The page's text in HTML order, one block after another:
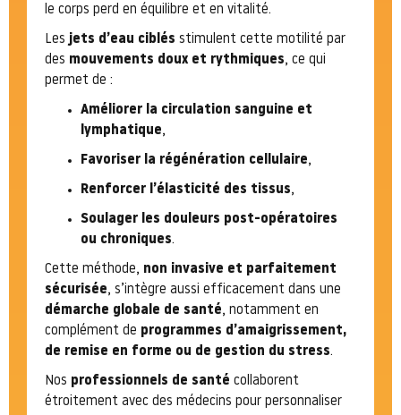
le corps perd en équilibre et en vitalité.
Lesjets d’eau ciblés stimulent cette motilité par
des mouvements doux et rythmiques, ce qui
permet de :
Améliorer la circulation sanguine et
lymphatique,
Favoriser la régénération cellulaire,
Renforcer l’élasticité des tissus,
Soulager les douleurs post-opératoires
ou chroniques.
Cette méthode, non invasive et parfaitement
sécurisée, s’intègre aussi efficacement dans une
démarche globale de santé, notamment en
complément de programmes d’amaigrissement,
de remise en forme ou de gestion du stress.
Nos professionnels de santé collaborent
étroitement avec des médecins pour personnaliser